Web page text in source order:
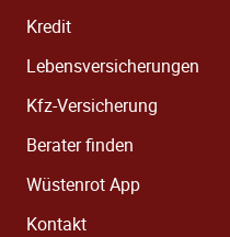
Kredit
Lebensversicherungen
Kfz-Versicherung
Berater finden
Wüstenrot App
Kontakt